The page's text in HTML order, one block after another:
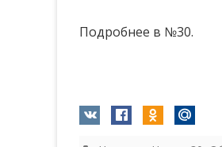
Подробнее в №30.